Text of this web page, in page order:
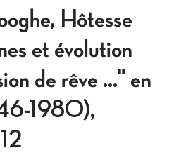
Hôtesse
et évolution
de rêve ..." en
1980),